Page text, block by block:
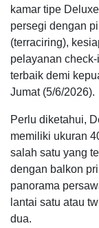
kamar tipe
persegi dengan
(terraciring),
pelayanan
terbaik demi
Jumat (5/6/2026).
Perlu diketahui,
memiliki ukuran
salah satu yang
dengan balkon
panorama
lantai satu atau
dua.